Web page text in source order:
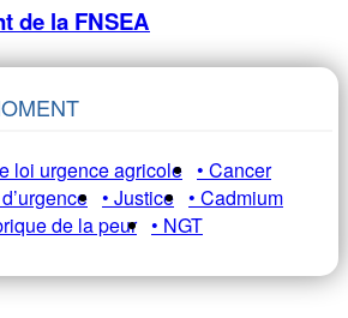
de la FNSEA
loi urgence agricole • Cancer
• Justice • Cadmium
de la peur • NGT